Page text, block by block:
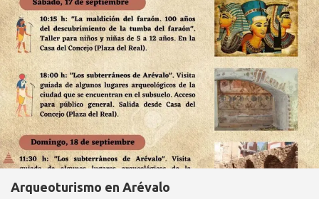
Arqueoturismo en Arévalo